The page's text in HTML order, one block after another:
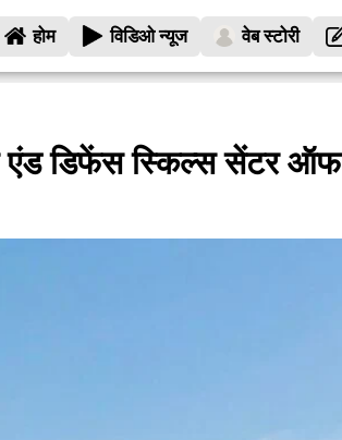
होम विडिओ न्यूज वेब स्टोरी
एंड डिफेंस स्किल्स सेंटर ऑफ